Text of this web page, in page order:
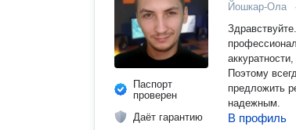
Паспорт
проверен
Даёт гарантию
Йошкар-Ола ·
Поэтому
предложить
надежным.
В профиль